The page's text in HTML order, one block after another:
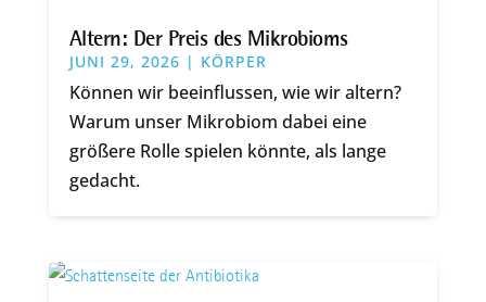
Altern: Der Preis des Mikrobioms
JUNI 29, 2026 | KÖRPER
Können wir beeinflussen, wie wir altern?
Warum unser Mikrobiom dabei eine
größere Rolle spielen könnte, als lange
gedacht.